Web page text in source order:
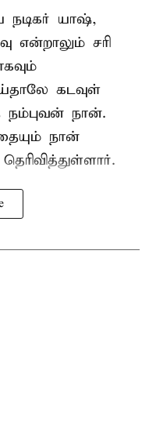
நடிகர் யாஷ்,
என்றாலும் சரி
கடவுள்
நான்.
நான்